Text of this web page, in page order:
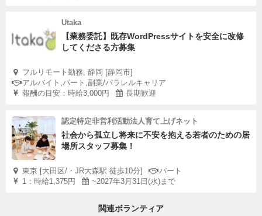
Utaka
【業務委託】既存WordPressサイトを安全に改修
してくださる方募集
フルリモート勤務, 静岡 [静岡市]
アルバイト,パート,副業/パラレルキャリア
報酬の目安：時給3,000円
長期歓迎
認定特定非営利活動法人育て上げネット
社会から孤立し将来に不安を抱える若者のための居
場所スタッフ募集！
東京 [大田区/・JR大森駅 徒歩10分]
パート
1：時給1,375円
~2027年3月31日(水)まで
関連ボランティア